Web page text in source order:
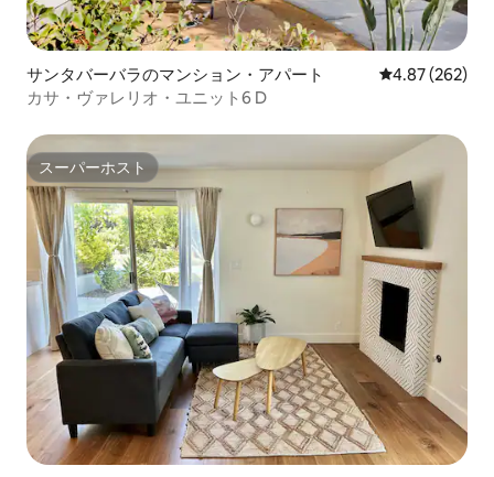
サンタバーバラのマンション・アパート レビュー262
4.87 (262)
カサ・ヴァレリオ・ユニット6 D
スーパーホスト
スーパーホスト